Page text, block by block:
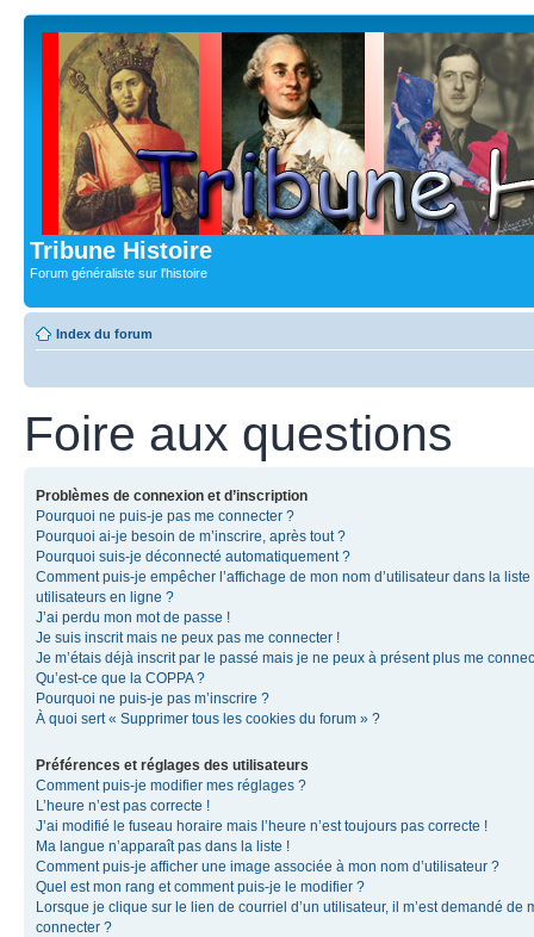
Tribune Histoire
Forum généraliste sur l'histoire
Index du forum
Foire aux questions
Problèmes de connexion et d’inscription
Pourquoi ne puis-je pas me connecter ?
Pourquoi ai-je besoin de m’inscrire, après tout ?
Pourquoi suis-je déconnecté automatiquement ?
Comment puis-je empêcher l’affichage de mon nom d’utilisateur dans la liste
utilisateurs en ligne ?
J’ai perdu mon mot de passe !
Je suis inscrit mais ne peux pas me connecter !
Je m’étais déjà inscrit par le passé mais je ne peux à présent plus me
Qu’est-ce que la COPPA ?
Pourquoi ne puis-je pas m’inscrire ?
À quoi sert « Supprimer tous les cookies du forum » ?
Préférences et réglages des utilisateurs
Comment puis-je modifier mes réglages ?
L’heure n’est pas correcte !
J’ai modifié le fuseau horaire mais l’heure n’est toujours pas correcte !
Ma langue n’apparaît pas dans la liste !
Comment puis-je afficher une image associée à mon nom d’utilisateur ?
Quel est mon rang et comment puis-je le modifier ?
Lorsque je clique sur le lien de courriel d’un utilisateur, il m’est demandé de
connecter ?